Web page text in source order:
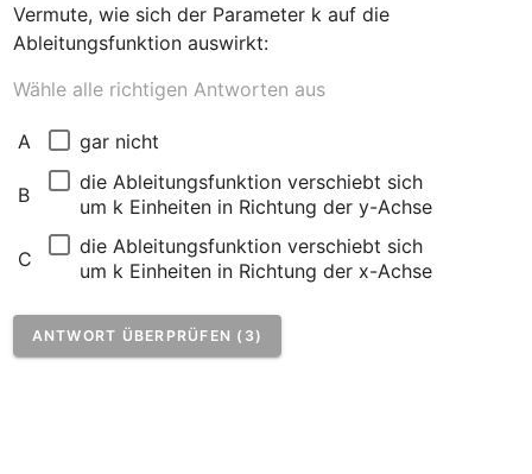
Vermute, wie sich der Parameter k auf die
Ableitungsfunktion auswirkt:
Wähle alle richtigen Antworten aus
A gar nicht
B
die Ableitungsfunktion verschiebt sich
um k Einheiten in Richtung der y-Achse
C
die Ableitungsfunktion verschiebt sich
um k Einheiten in Richtung der x-Achse
ANTWORT ÜBERPRÜFEN (3)